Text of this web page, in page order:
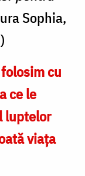
Sophia,
cu
ce le
luptelor
viaţa